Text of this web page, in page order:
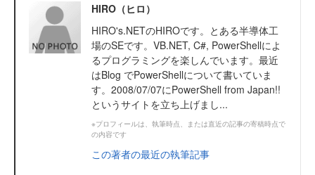
HIRO（ヒロ）
HIRO's.NETのHIROです。とある半導体工
場のSEです。VB.NET, C#, PowerShellによ
るプログラミングを楽しんでいます。最近
はBlog でPowerShellについて書いていま
す。2008/07/07にPowerShell from Japan!!
というサイトを立ち上げまし...
※プロフィールは、執筆時点、または直近の記事の寄稿時点で
の内容です
この著者の最近の執筆記事